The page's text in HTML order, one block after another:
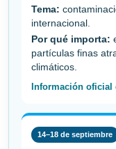
Tema:
internacional.
Por qué importa:
partículas finas
climáticos.
Información oficial
14–18 de septiembre